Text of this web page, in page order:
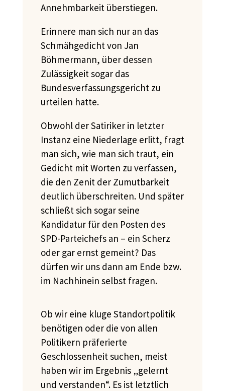
Annehmbarkeit überstiegen.
Erinnere man sich nur an das
Schmähgedicht von Jan
Böhmermann, über dessen
Zulässigkeit sogar das
Bundesverfassungsgericht zu
urteilen hatte.
Obwohl der Satiriker in letzter
Instanz eine Niederlage erlitt, fragt
man sich, wie man sich traut, ein
Gedicht mit Worten zu verfassen,
die den Zenit der Zumutbarkeit
deutlich überschreiten. Und später
schließt sich sogar seine
Kandidatur für den Posten des
SPD-Parteichefs an – ein Scherz
oder gar ernst gemeint? Das
dürfen wir uns dann am Ende bzw.
im Nachhinein selbst fragen.
Ob wir eine kluge Standortpolitik
benötigen oder die von allen
Politikern präferierte
Geschlossenheit suchen, meist
haben wir im Ergebnis „gelernt
und verstanden“. Es ist letztlich